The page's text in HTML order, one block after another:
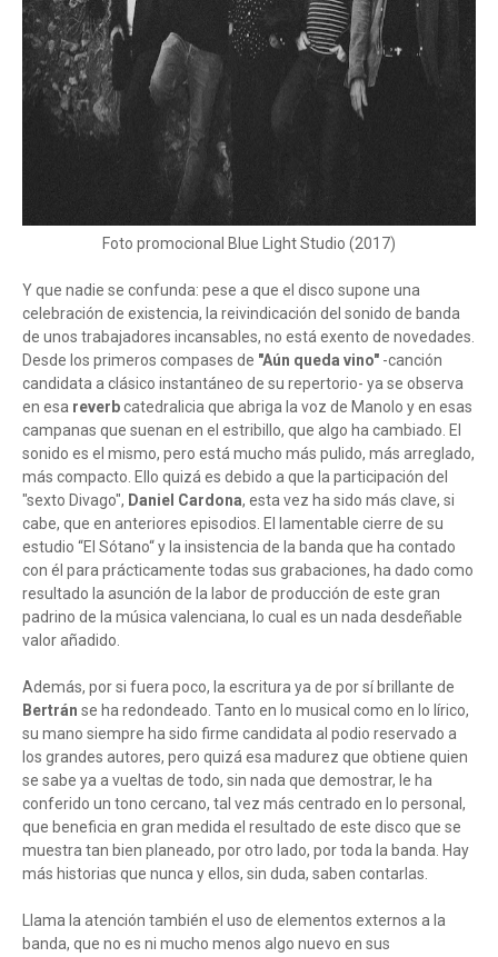
Foto promocional Blue Light Studio (2017)
Y que nadie se confunda: pese a que el disco supone una
celebración de existencia, la reivindicación del sonido de banda
de unos trabajadores incansables, no está exento de novedades.
Desde los primeros compases de "Aún queda vino" -canción
candidata a clásico instantáneo de su repertorio- ya se observa
en esa reverbcatedralicia que abriga la voz de Manolo y en esas
campanas que suenan en el estribillo, que algo ha cambiado. El
sonido es el mismo, pero está mucho más pulido, más arreglado,
más compacto. Ello quizá es debido a que la participación del
"sexto Divago", Daniel Cardona, esta vez ha sido más clave, si
cabe, que en anteriores episodios. El lamentable cierre de su
estudio “El Sótano“ y la insistencia de la banda que ha contado
con él para prácticamente todas sus grabaciones, ha dado como
resultado la asunción de la labor de producción de este gran
padrino de la música valenciana, lo cual es un nada desdeñable
valor añadido.
Además, por si fuera poco, la escritura ya de por sí brillante de
Bertrán se ha redondeado. Tanto en lo musical como en lo lírico,
su mano siempre ha sido firme candidata al podio reservado a
los grandes autores, pero quizá esa madurez que obtiene quien
se sabe ya a vueltas de todo, sin nada que demostrar, le ha
conferido un tono cercano, tal vez más centrado en lo personal,
que beneficia en gran medida el resultado de este disco que se
muestra tan bien planeado, por otro lado, por toda la banda. Hay
más historias que nunca y ellos, sin duda, saben contarlas.
Llama la atención también el uso de elementos externos a la
banda, que no es ni mucho menos algo nuevo en sus